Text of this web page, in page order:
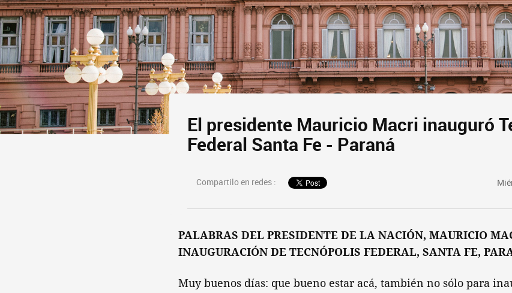
El presidente Mauricio Macri inauguró
Federal Santa Fe - Paraná
Compartilo en redes :
PALABRAS DEL PRESIDENTE DE LA NACIÓN, MAURICIO
INAUGURACIÓN DE TECNÓPOLIS FEDERAL, SANTA FE,
Muy buenos días: que bueno estar acá, también no sólo para